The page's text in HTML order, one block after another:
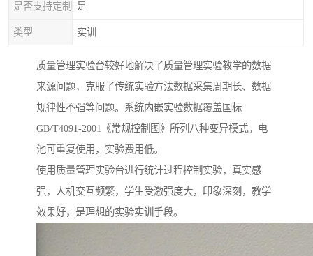
是否支持定制 是
类型 实训
质量管理实验台较好地解决了质量管理实验教学的数据
来源问题，克服了传统实验方法数据采集周期长、数据
规律性不强等问题。系统内嵌实验数据覆盖国标
GB/T4091-2001《常规控制图》所列八种变异模式。电
池可重复使用，实验费用低。
使用质量管理实验台进行统计过程控制实验，真实感
强，人机交互频繁，学生受激强度大，印象深刻，教学
效果好，是理想的实验实训手段。